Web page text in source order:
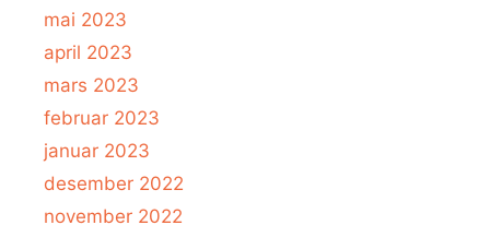
mai 2023
april 2023
mars 2023
februar 2023
januar 2023
desember 2022
november 2022